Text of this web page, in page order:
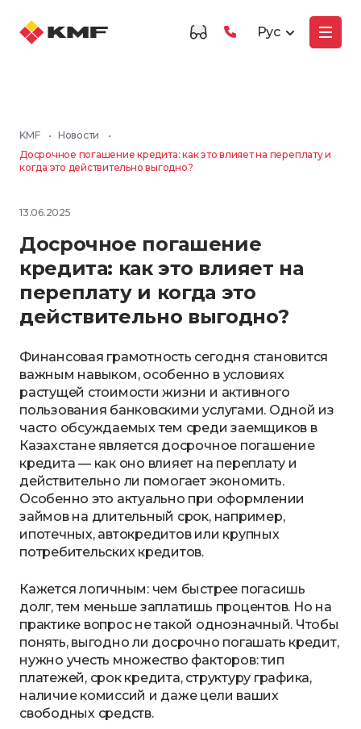
Рус
KMF • Новости
•
Досрочное погашение кредита: как это влияет на переплату и
когда это действительно выгодно?
13.06.2025
Досрочное погашение
кредита: как это влияет на
переплату и когда это
действительно выгодно?
Финансовая грамотность сегодня становится
важным навыком, особенно в условиях
растущей стоимости жизни и активного
пользования банковскими услугами. Одной из
часто обсуждаемых тем среди заемщиков в
Казахстане является досрочное погашение
кредита — как оно влияет на переплату и
действительно ли помогает экономить.
Особенно это актуально при оформлении
займов на длительный срок, например,
ипотечных, автокредитов или крупных
потребительских кредитов.
Кажется логичным: чем быстрее погасишь
долг, тем меньше заплатишь процентов. Но на
практике вопрос не такой однозначный. Чтобы
понять, выгодно ли досрочно погашать кредит,
нужно учесть множество факторов: тип
платежей, срок кредита, структуру графика,
наличие комиссий и даже цели ваших
свободных средств.